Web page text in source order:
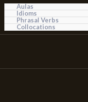
Aulas
Idioms
Phrasal Verbs
Collocations